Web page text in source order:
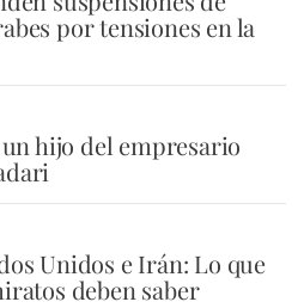
por tensiones en la
un hijo del empresario
Unidos e Irán: Lo que
deben saber